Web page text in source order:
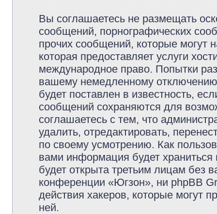
Вы соглашаетесь не размещать
сообщений, порнографических
прочих сообщений, которые могут
которая предоставляет услуги
международное право. Попытки
вашему немедленному
будет поставлен в известность,
сообщений сохраняются для
соглашаетесь с тем, что
удалить, отредактировать,
по своему усмотрению. Как
вами информация будет
будет открыта третьим лицам без
конференции «Югзон», ни phpBB
действия хакеров, которые могут
ней.